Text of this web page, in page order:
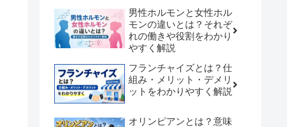
男性ホルモンと女性ホル
モンの違いとは？それぞ
れの働きや役割をわかり
やすく解説
フランチャイズとは？仕
組み・メリット・デメリ
ットをわかりやすく解説
オリンピアンとは？意味